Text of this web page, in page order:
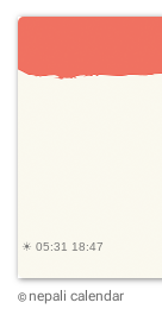
© nepali calendar